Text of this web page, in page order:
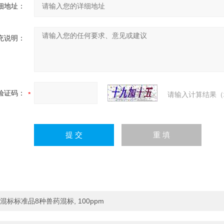
地址：
说明：
证码： 请输入计算结果
混标标准品8种兽药混标, 100ppm